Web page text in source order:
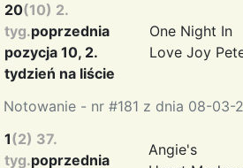
Notowanie - nr #181 z dnia 08-03-
20(10) 2.
tyg.poprzednia
pozycja 10, 2.
tydzień na liście
One Night In
Love Joy
1(2) 37.
tyg.poprzednia
Angie's